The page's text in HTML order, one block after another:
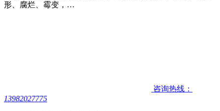
形、腐烂、霉变，…
咨询热线：
13982027775